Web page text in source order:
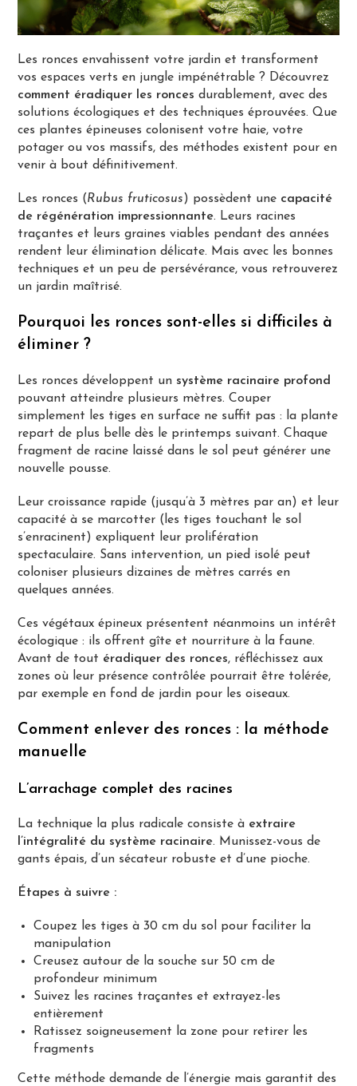
Les ronces envahissent votre jardin et transforment
vos espaces verts en jungle impénétrable ? Découvrez
comment éradiquer les ronces durablement, avec des
solutions écologiques et des techniques éprouvées. Que
ces plantes épineuses colonisent votre haie, votre
potager ou vos massifs, des méthodes existent pour en
venir à bout définitivement.
Les ronces (Rubus fruticosus) possèdent une capacité
de régénération impressionnante. Leurs racines
traçantes et leurs graines viables pendant des années
rendent leur élimination délicate. Mais avec les bonnes
techniques et un peu de persévérance, vous retrouverez
un jardin maîtrisé.
Pourquoi les ronces sont-elles si difficiles à
éliminer ?
Les ronces développent un système racinaire profond
pouvant atteindre plusieurs mètres. Couper
simplement les tiges en surface ne suffit pas : la plante
repart de plus belle dès le printemps suivant. Chaque
fragment de racine laissé dans le sol peut générer une
nouvelle pousse.
Leur croissance rapide (jusqu’à 3 mètres par an) et leur
capacité à se marcotter (les tiges touchant le sol
s’enracinent) expliquent leur prolifération
spectaculaire. Sans intervention, un pied isolé peut
coloniser plusieurs dizaines de mètres carrés en
quelques années.
Ces végétaux épineux présentent néanmoins un intérêt
écologique : ils offrent gîte et nourriture à la faune.
Avant de tout éradiquer des ronces, réfléchissez aux
zones où leur présence contrôlée pourrait être tolérée,
par exemple en fond de jardin pour les oiseaux.
Comment enlever des ronces : la méthode
manuelle
L’arrachage complet des racines
La technique la plus radicale consiste à extraire
l’intégralité du système racinaire. Munissez-vous de
gants épais, d’un sécateur robuste et d’une pioche.
Étapes à suivre :
Coupez les tiges à 30 cm du sol pour faciliter la
manipulation
Creusez autour de la souche sur 50 cm de
profondeur minimum
Suivez les racines traçantes et extrayez-les
entièrement
Ratissez soigneusement la zone pour retirer les
fragments
Cette méthode demande de l’énergie mais garantit des